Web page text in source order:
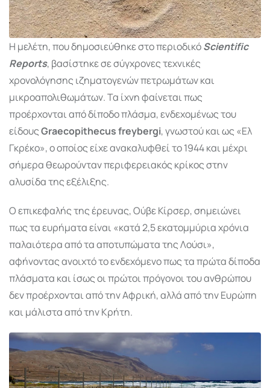
Η μελέτη, που δημοσιεύθηκε στο περιοδικόScientific
Reports, βασίστηκε σε σύγχρονες τεχνικές
χρονολόγησης ιζηματογενών πετρωμάτων και
μικροαπολιθωμάτων. Τα ίχνη φαίνεται πως
προέρχονται από δίποδο πλάσμα, ενδεχομένως του
είδουςGraecopithecus freybergi, γνωστού και ως «Ελ
Γκρέκο», ο οποίος είχε ανακαλυφθεί το 1944 και μέχρι
σήμερα θεωρούνταν περιφερειακός κρίκος στην
αλυσίδα της εξέλιξης.
Ο επικεφαλής της έρευνας, Ούβε Κίρσερ, σημειώνει
πως τα ευρήματα είναι «κατά 2,5 εκατομμύρια χρόνια
παλαιότερα από τα αποτυπώματα της Λούσι»,
αφήνοντας ανοιχτό το ενδεχόμενο πως τα πρώτα δίποδα
πλάσματα και ίσως οι πρώτοι πρόγονοι του ανθρώπου
δεν προέρχονται από την Αφρική, αλλά από την Ευρώπη
και μάλιστα από την Κρήτη.